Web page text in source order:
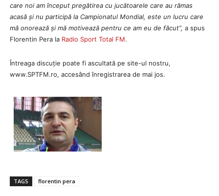
care noi am început pregătirea cu jucătoarele care au rămas
acasă și nu participă la Campionatul Mondial, este un lucru care
mă onorează și mă motivează pentru ce am eu de făcut”, a spus
Florentin Pera la Radio Sport Total FM.
Întreaga discuție poate fi ascultată pe site-ul nostru,
www.SPTFM.ro, accesând înregistrarea de mai jos.
TAGS florentin pera